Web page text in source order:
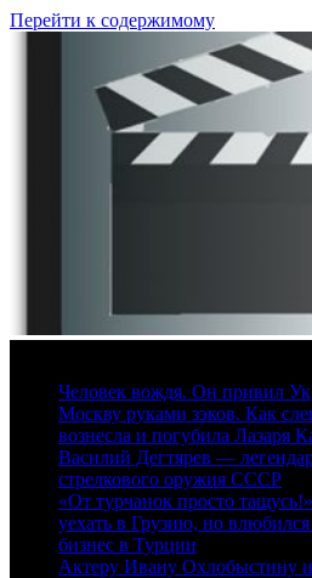
Перейти к содержимому
Человек вождя. Он привил
Москву руками зэков. Как
вознесла и погубила Лазаря
Василий Дегтярев —
стрелкового оружия СССР
«От турчанок просто
уехать в Грузию, но
бизнес в Турции
Актеру Ивану Охлобыстину